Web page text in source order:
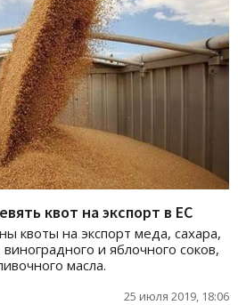
квот на экспорт в ЕС
квоты на экспорт меда, сахара,
и яблочного соков,
масла.
25 июля 2019, 18:06